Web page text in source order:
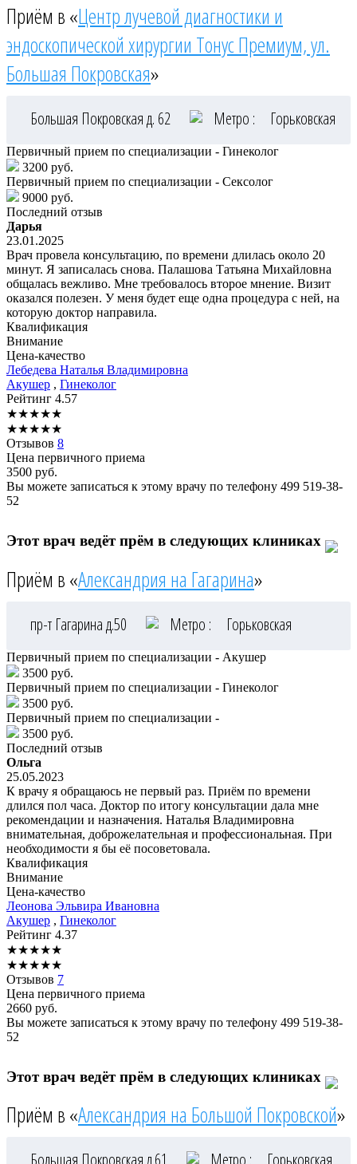
Приём в «Центр лучевой диагностики и
эндоскопической хирургии Тонус Премиум, ул.
Большая Покровская»
Большая Покровская д. 62 Метро : Горьковская
Первичный прием по специализации - Гинеколог
3200 руб.
Первичный прием по специализации - Сексолог
9000 руб.
Последний отзыв
Дарья
23.01.2025
Врач провела консультацию, по времени длилась около 20
минут. Я записалась снова. Палашова Татьяна Михайловна
общалась вежливо. Мне требовалось второе мнение. Визит
оказался полезен. У меня будет еще одна процедура с ней, на
которую доктор направила.
Квалификация
Внимание
Цена-качество
Лебедева Наталья Владимировна
Акушер , Гинеколог
Рейтинг 4.57
★★★★★
★★★★★
Отзывов 8
Цена первичного приема
3500 руб.
Вы можете записаться к этому врачу по телефону 499 519-38-
52
Этот врач ведёт прём в следующих клиниках
Приём в «Александрия на Гагарина»
пр-т Гагарина д.50 Метро : Горьковская
Первичный прием по специализации - Акушер
3500 руб.
Первичный прием по специализации - Гинеколог
3500 руб.
Первичный прием по специализации -
3500 руб.
Последний отзыв
Ольга
25.05.2023
К врачу я обращаюсь не первый раз. Приём по времени
длился пол часа. Доктор по итогу консультации дала мне
рекомендации и назначения. Наталья Владимировна
внимательная, доброжелательная и профессиональная. При
необходимости я бы её посоветовала.
Квалификация
Внимание
Цена-качество
Леонова Эльвира Ивановна
Акушер , Гинеколог
Рейтинг 4.37
★★★★★
★★★★★
Отзывов 7
Цена первичного приема
2660 руб.
Вы можете записаться к этому врачу по телефону 499 519-38-
52
Этот врач ведёт прём в следующих клиниках
Приём в «Александрия на Большой Покровской»